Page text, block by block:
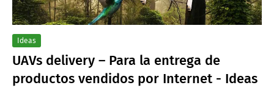
Ideas
UAVs delivery – Para la entrega de
productos vendidos por Internet - Ideas